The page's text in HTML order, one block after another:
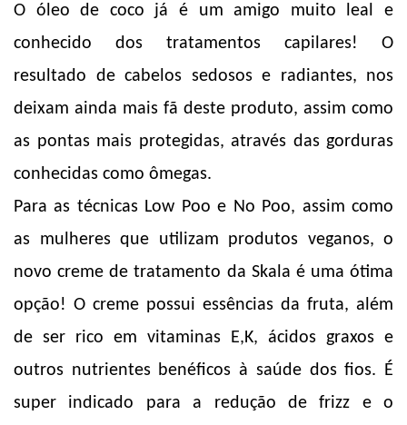
O óleo de coco já é um amigo muito leal e
conhecido dos tratamentos capilares! O
resultado de cabelos sedosos e radiantes, nos
deixam ainda mais fã deste produto, assim como
as pontas mais protegidas, através das gorduras
conhecidas como ômegas.
Para as técnicas Low Poo e No Poo, assim como
as mulheres que utilizam produtos veganos, o
novo creme de tratamento da Skala é uma ótima
opção! O creme possui essências da fruta, além
de ser rico em vitaminas E,K, ácidos graxos e
outros nutrientes benéficos à saúde dos fios. É
super indicado para a redução de frizz e o